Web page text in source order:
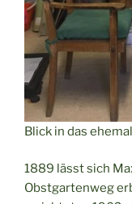
Blick in das
1889 lässt sich
Obstgartenweg